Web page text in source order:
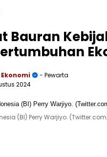
Bauran
- Pewarta
2024
(BI) Perry Warjiyo.